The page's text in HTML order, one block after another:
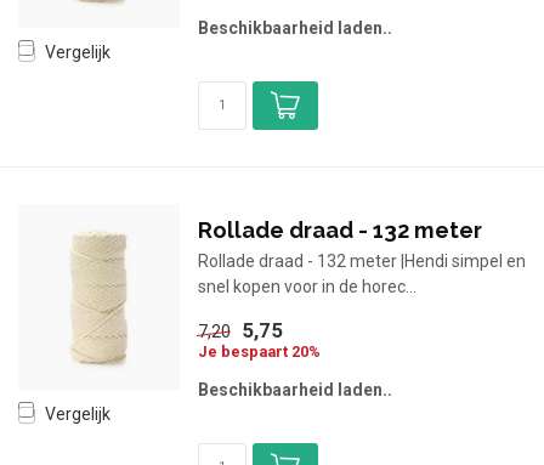
Vergelijk
Beschikbaarheid laden..
Vergelijk
Rollade draad - 132 meter
Rollade draad - 132 meter |Hendi simpel en
snel kopen voor in de horec...
7,20 5,75
Je bespaart 20%
Beschikbaarheid laden..